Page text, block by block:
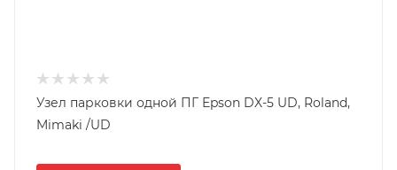
Узел парковки одной ПГ Epson DX-5 UD, Roland,
Mimaki /UD